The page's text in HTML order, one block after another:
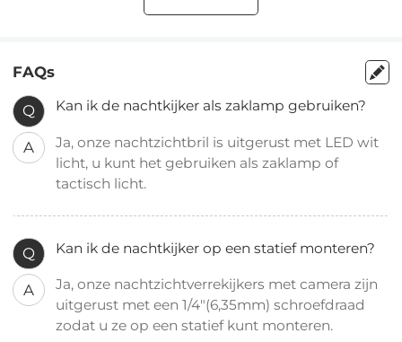
FAQs
Q Kan ik de nachtkijker als zaklamp gebruiken?
A
Ja, onze nachtzichtbril is uitgerust met LED wit
licht, u kunt het gebruiken als zaklamp of
tactisch licht.
Q Kan ik de nachtkijker op een statief monteren?
A
Ja, onze nachtzichtverrekijkers met camera zijn
uitgerust met een 1/4"(6,35mm) schroefdraad
zodat u ze op een statief kunt monteren.